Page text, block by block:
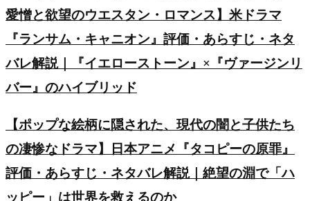
愛憎と欲望のウエスタン・ロマンス】米ドラマ
『ランサム・キャニオン』評価・あらすじ・ネタ
バレ解説｜『イエローストーン』×『ヴァージンリ
バー』のハイブリッド
【ポップな絵柄に隠された、現代の闇と子供たち
の凄惨なドラマ】日本アニメ『タコピーの原罪』
評価・あらすじ・ネタバレ解説｜絶望の淵で「ハ
ッピー」は世界を救えるのか